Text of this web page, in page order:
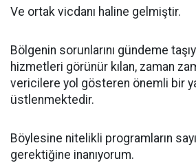
Ve ortak vicdanı haline gelmiştir.
Bölgenin sorunlarını gündeme
hizmetleri görünür kılan, zaman
vericilere yol gösteren önemli bir
üstlenmektedir.
Böylesine nitelikli programların
gerektiğine inanıyorum.